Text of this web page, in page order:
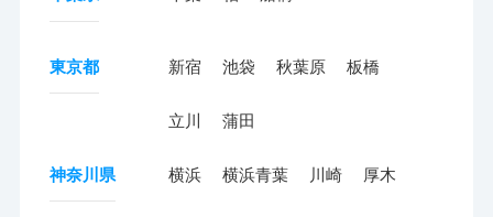
東京都 新宿 池袋 秋葉原 板橋
立川 蒲田
神奈川県 横浜 横浜青葉 川崎 厚木